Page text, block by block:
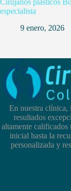
Cirujanos plasticos
especialista
9 enero, 2026
En nuestra clínica,
resultados
altamente calificados
inicial hasta la
personalizada y